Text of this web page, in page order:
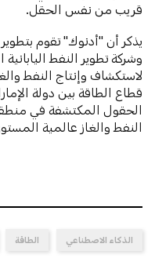
قريب من نفس الحقل.
يذكر أن "أدنوك" تقوم
وشركة تطوير النفط
لاستكشاف وإنتاج النفط
قطاع الطاقة بين دولة
الحقول المكتشفة في منطقة
النفط والغاز عالمية
الذكاء الاصطناعي الطاقة